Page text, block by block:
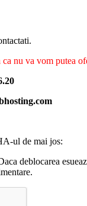
nu va vom putea
ul de mai jos:
deblocarea